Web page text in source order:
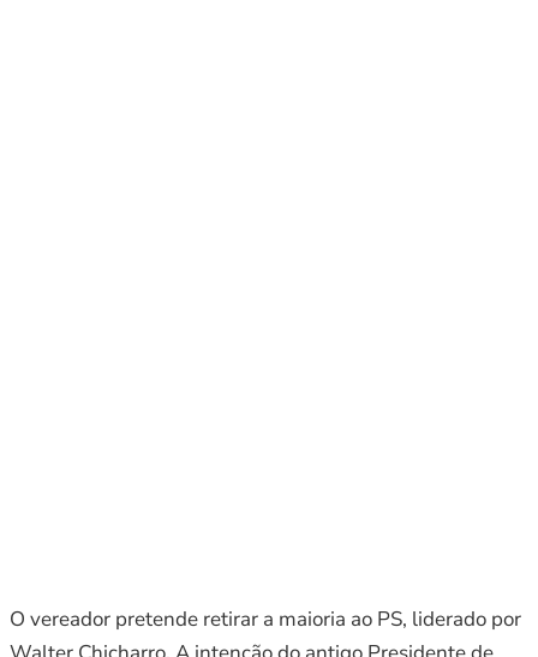
O vereador pretende retirar a maioria ao PS, liderado por